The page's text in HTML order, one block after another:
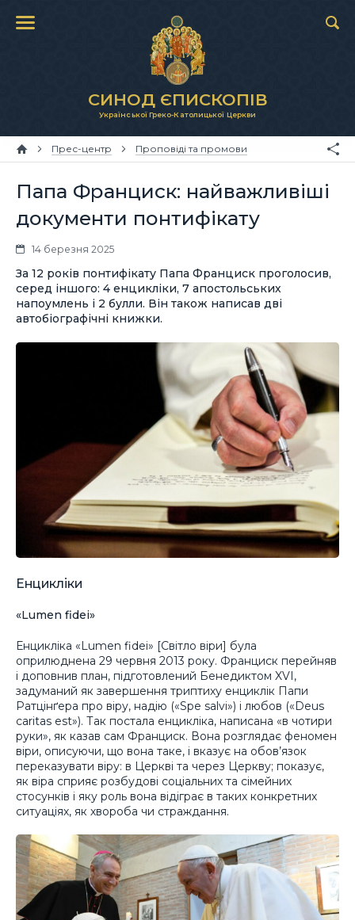
СИНОД ЄПИСКОПІВ
Української Греко-Католицької Церкви
Прес-центр Проповіді та промови
Папа Франциск: найважливіші
документи понтифікату
14 березня 2025
За 12 років понтифікату Папа Франциск проголосив,
серед іншого: 4 енцикліки, 7 апостольських
напоумлень і 2 булли. Він також написав дві
автобіографічні книжки.
Енцикліки
«Lumen fidei»
Енцикліка «Lumen fidei» [Світло віри] була
оприлюднена 29 червня 2013 року. Франциск перейняв
і доповнив план, підготовлений Бенедиктом XVI,
задуманий як завершення триптиху енциклік Папи
Ратцінґера про віру, надію («Spe salvi») і любов («Deus
caritas est»). Так постала енцикліка, написана «в чотири
руки», як казав сам Франциск. Вона розглядає феномен
віри, описуючи, що вона таке, і вказує на обов’язок
переказувати віру: в Церкві та через Церкву; показує,
як віра сприяє розбудові соціальних та сімейних
стосунків і яку роль вона відіграє в таких конкретних
ситуаціях, як хвороба чи страждання.